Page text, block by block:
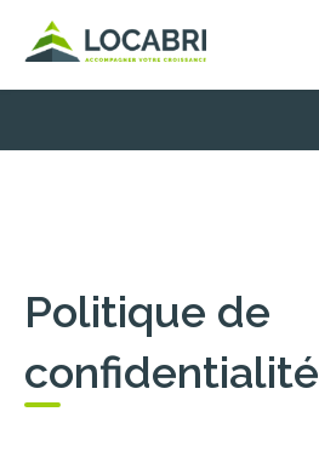
Politique de
confidentialité